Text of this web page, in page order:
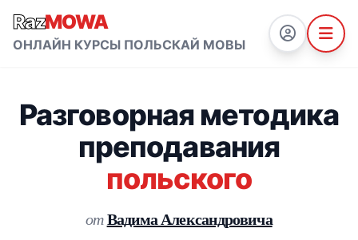
RazMOWA
ОНЛАЙН КУРСЫ ПОЛЬСКАЙ МОВЫ
Разговорная методика
преподавания
польского
отВадима Александровича